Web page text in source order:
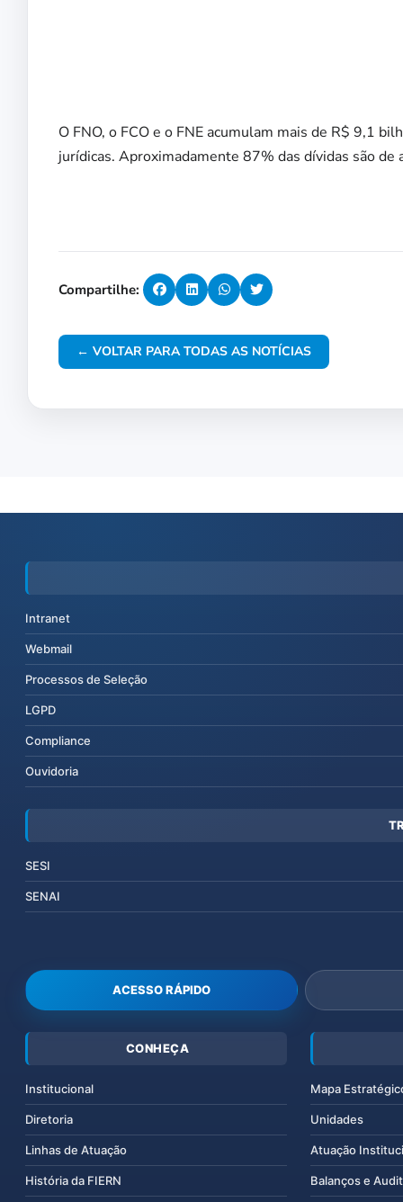
O FNO, o FCO e o FNE acumulam mais de R$ 9,1
jurídicas. Aproximadamente 87% das dívidas são
Compartilhe:
← VOLTAR PARA TODAS AS NOTÍCIAS
Intranet
Webmail
Processos de Seleção
LGPD
Compliance
Ouvidoria
SESI
SENAI
ACESSO RÁPIDO
CONHEÇA
Institucional
Diretoria
Linhas de Atuação
História da FIERN
Mapa
Unidades
Atuação
Balanços e